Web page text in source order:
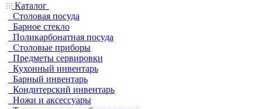
Каталог
Столовая посуда
Барное стекло
Поликарбонатная посуда
Столовые приборы
Предметы сервировки
Кухонный инвентарь
Барный инвентарь
Кондитерский инвентарь
Ножи и аксессуары